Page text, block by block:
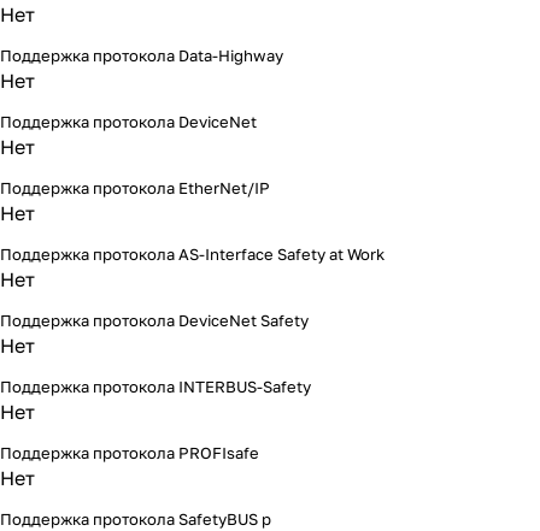
Нет
Поддержка протокола Data-Highway
Нет
Поддержка протокола DeviceNet
Нет
Поддержка протокола EtherNet/IP
Нет
Поддержка протокола AS-Interface Safety at Work
Нет
Поддержка протокола DeviceNet Safety
Нет
Поддержка протокола INTERBUS-Safety
Нет
Поддержка протокола PROFIsafe
Нет
Поддержка протокола SafetyBUS p